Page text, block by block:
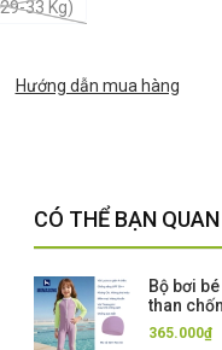
33 Kg)
Hướng dẫn mua hàng
CÓ THỂ BẠN
Bộ bơi
than
50++
365.000₫